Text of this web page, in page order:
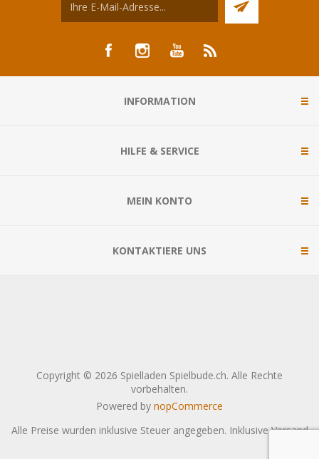
INFORMATION
HILFE & SERVICE
MEIN KONTO
KONTAKTIERE UNS
Copyright © 2026 Spielladen Spielbude.ch. Alle Rechte
vorbehalten.
Powered by nopCommerce
Alle Preise wurden inklusive Steuer angegeben. InklusiveVersand